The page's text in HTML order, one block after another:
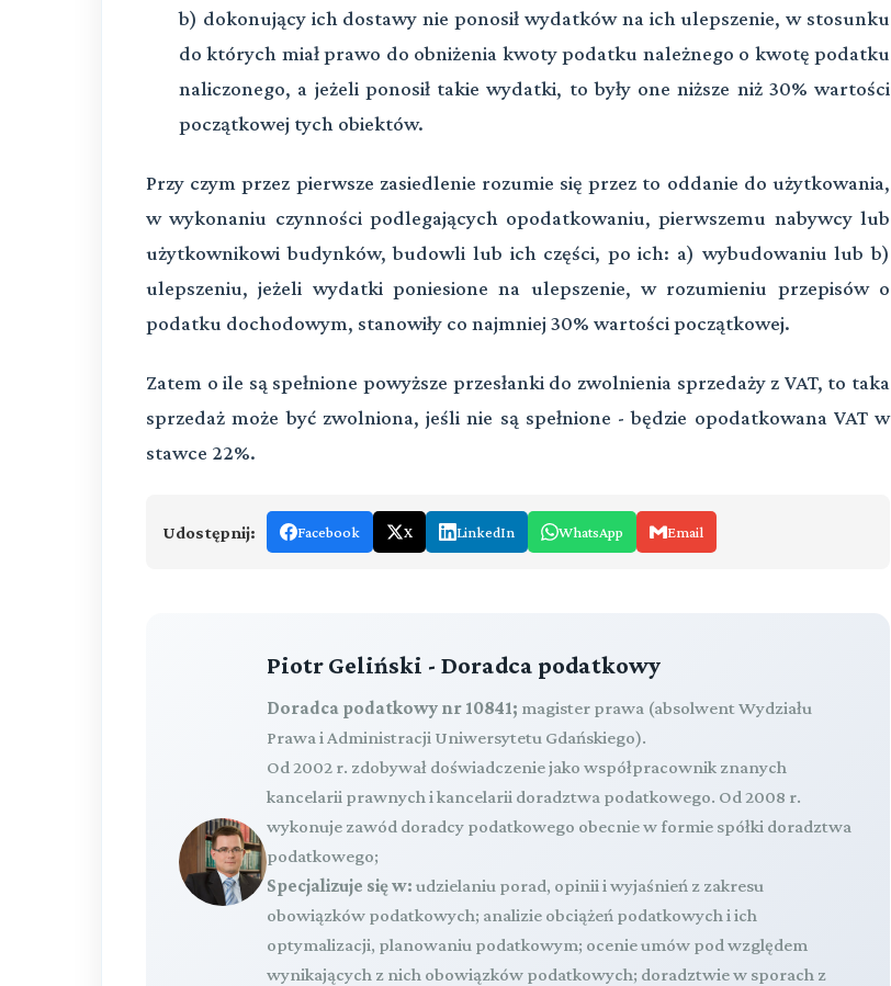
b) dokonujący ich dostawy nie ponosił wydatków na ich ulepszenie, w stosunku
do których miał prawo do obniżenia kwoty podatku należnego o kwotę podatku
naliczonego, a jeżeli ponosił takie wydatki, to były one niższe niż 30% wartości
początkowej tych obiektów.
Przy czym przez pierwsze zasiedlenie rozumie się przez to oddanie do użytkowania,
w wykonaniu czynności podlegających opodatkowaniu, pierwszemu nabywcy lub
użytkownikowi budynków, budowli lub ich części, po ich: a) wybudowaniu lub b)
ulepszeniu, jeżeli wydatki poniesione na ulepszenie, w rozumieniu przepisów o
podatku dochodowym, stanowiły co najmniej 30% wartości początkowej.
Zatem o ile są spełnione powyższe przesłanki do zwolnienia sprzedaży z VAT, to taka
sprzedaż może być zwolniona, jeśli nie są spełnione - będzie opodatkowana VAT w
stawce 22%.
Udostępnij: Facebook X LinkedIn WhatsApp Email
Piotr Geliński - Doradca podatkowy
Doradca podatkowy nr 10841; magister prawa (absolwent Wydziału
Prawa i Administracji Uniwersytetu Gdańskiego).
Od 2002 r. zdobywał doświadczenie jako współpracownik znanych
kancelarii prawnych i kancelarii doradztwa podatkowego. Od 2008 r.
wykonuje zawód doradcy podatkowego obecnie w formie spółki doradztwa
podatkowego;
Specjalizuje się w: udzielaniu porad, opinii i wyjaśnień z zakresu
obowiązków podatkowych; analizie obciążeń podatkowych i ich
optymalizacji, planowaniu podatkowym; ocenie umów pod względem
wynikających z nich obowiązków podatkowych; doradztwie w sporach z